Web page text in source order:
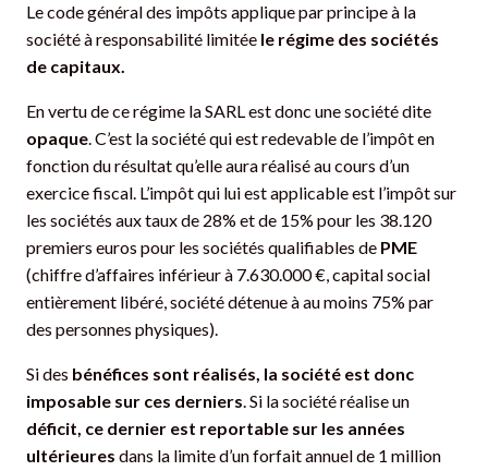
Le code général des impôts applique par principe à la
société à responsabilité limitée le régime des sociétés
de capitaux.
En vertu de ce régime la SARL est donc une société dite
opaque. C’est la société qui est redevable de l’impôt en
fonction du résultat qu’elle aura réalisé au cours d’un
exercice fiscal. L’impôt qui lui est applicable est l’impôt sur
les sociétés aux taux de 28% et de 15% pour les 38.120
premiers euros pour les sociétés qualifiables de PME
(chiffre d’affaires inférieur à 7.630.000 €, capital social
entièrement libéré, société détenue à au moins 75% par
des personnes physiques).
Si des bénéfices sont réalisés, la société est donc
imposable sur ces derniers. Si la société réalise un
déficit, ce dernier est reportable sur les années
ultérieures dans la limite d’un forfait annuel de 1 million